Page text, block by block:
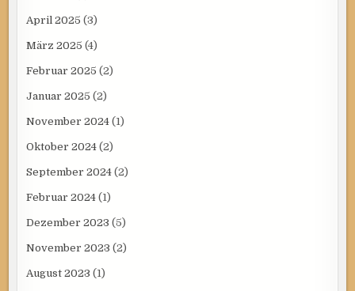
April 2025 (3)
März 2025 (4)
Februar 2025 (2)
Januar 2025 (2)
November 2024 (1)
Oktober 2024 (2)
September 2024 (2)
Februar 2024 (1)
Dezember 2023 (5)
November 2023 (2)
August 2023 (1)